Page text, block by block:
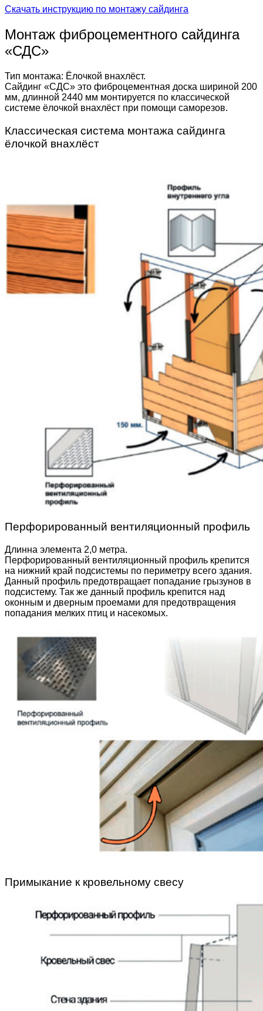
Скачать инструкцию по монтажу сайдинга
Монтаж фиброцементного сайдинга
«СДС»
Тип монтажа: Ёлочкой внахлёст.
Сайдинг «СДС» это фиброцементная доска шириной 200
мм, длинной 2440 мм монтируется по классической
системе ёлочкой внахлёст при помощи саморезов.
Классическая система монтажа сайдинга
ёлочкой внахлёст
Перфорированный вентиляционный профиль
Длинна элемента 2,0 метра.
Перфорированный вентиляционный профиль крепится
на нижний край подсистемы по периметру всего здания.
Данный профиль предотвращает попадание грызунов в
подсистему. Так же данный профиль крепится над
оконным и дверным проемами для предотвращения
попадания мелких птиц и насекомых.
Примыкание к кровельному свесу